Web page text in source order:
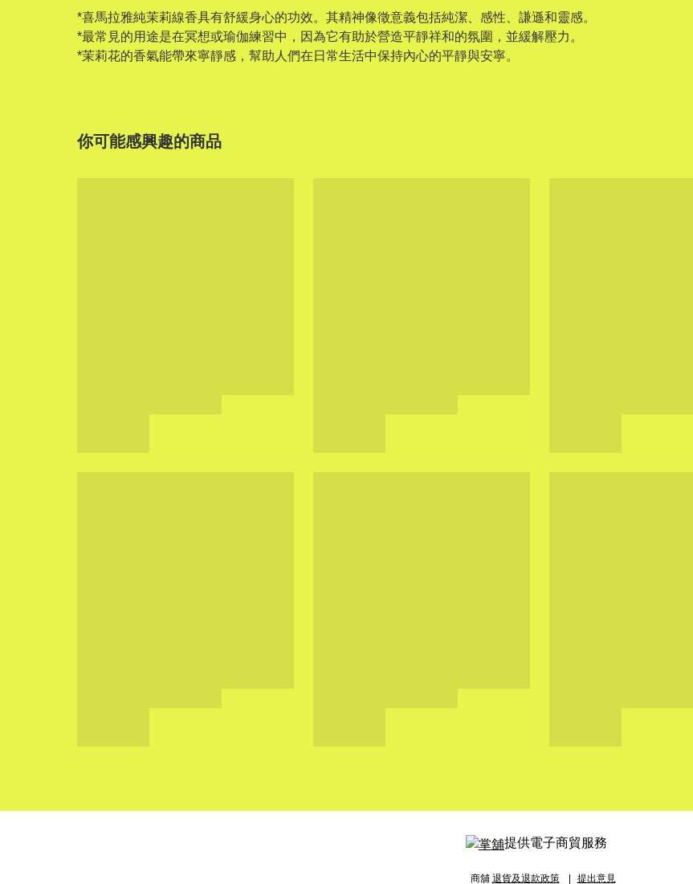
*喜馬拉雅純茉莉線香具有舒緩身心的功效。其精神像徵意義包括純潔、感性、謙遜和靈感。
*最常見的用途是在冥想或瑜伽練習中，因為它有助於營造平靜祥和的氛圍，並緩解壓力。
*茉莉花的香氣能帶來寧靜感，幫助人們在日常生活中保持內心的平靜與安寧。
你可能感興趣的商品
提供電子商貿服務
商舖 退貨及退款政策 提出意見